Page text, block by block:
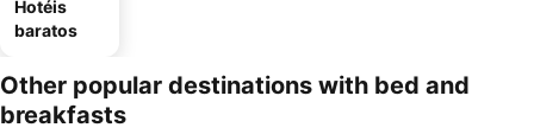
Hotéis
baratos
Other popular destinations with bed and
breakfasts